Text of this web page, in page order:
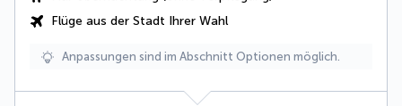
Flüge aus der Stadt Ihrer Wahl
Anpassungen sind im Abschnitt Optionen möglich.